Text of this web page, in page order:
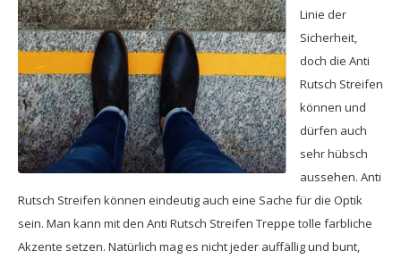
Linie der
Sicherheit,
doch die Anti
Rutsch Streifen
können und
dürfen auch
sehr hübsch
aussehen. Anti
Rutsch Streifen können eindeutig auch eine Sache für die Optik
sein. Man kann mit den Anti Rutsch Streifen Treppe tolle farbliche
Akzente setzen. Natürlich mag es nicht jeder auffällig und bunt,